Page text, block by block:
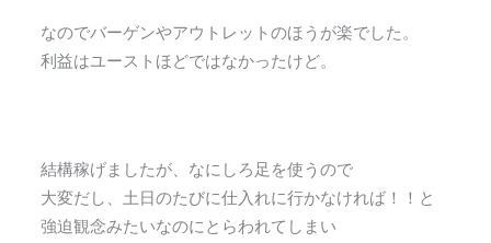
なのでバーゲンやアウトレットのほうが楽でした。
利益はユーストほどではなかったけど。
結構稼げましたが、なにしろ足を使うので
大変だし、土日のたびに仕入れに行かなければ！！と
強迫観念みたいなのにとらわれてしまい